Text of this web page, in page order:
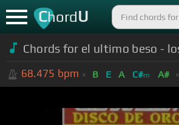
ChordU
Chords for el ultimo beso -
68.475 bpm B E A C#m A#